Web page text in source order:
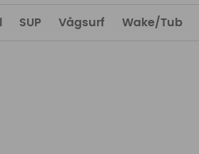
SUP Vågsurf Wake/Tub